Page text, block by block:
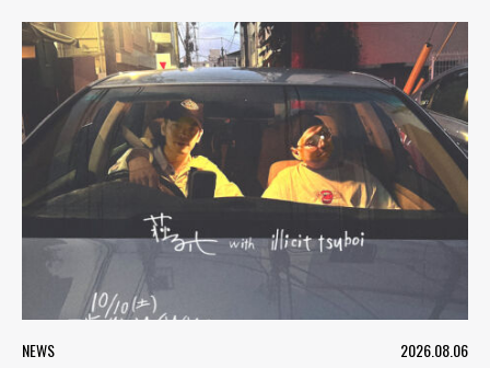
NEWS 2026.08.06